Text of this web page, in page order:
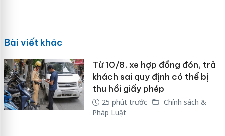
Bài viết khác
Từ 10/8, xe hợp đồng đón, trả
khách sai quy định có thể bị
thu hồi giấy phép
25 phút trước
Chính sách &
Pháp Luật